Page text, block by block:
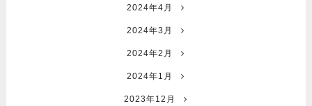
2024年4月
2024年3月
2024年2月
2024年1月
2023年12月